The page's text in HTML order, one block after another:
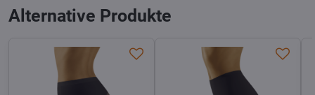
Alternative Produkte